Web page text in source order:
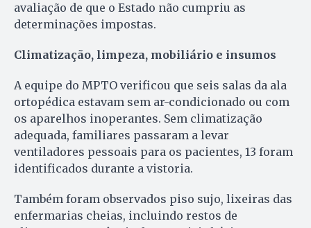
avaliação de que o Estado não cumpriu as
determinações impostas.
Climatização, limpeza, mobiliário e insumos
A equipe do MPTO verificou que seis salas da ala
ortopédica estavam sem ar-condicionado ou com
os aparelhos inoperantes. Sem climatização
adequada, familiares passaram a levar
ventiladores pessoais para os pacientes, 13 foram
identificados durante a vistoria.
Também foram observados piso sujo, lixeiras das
enfermarias cheias, incluindo restos de